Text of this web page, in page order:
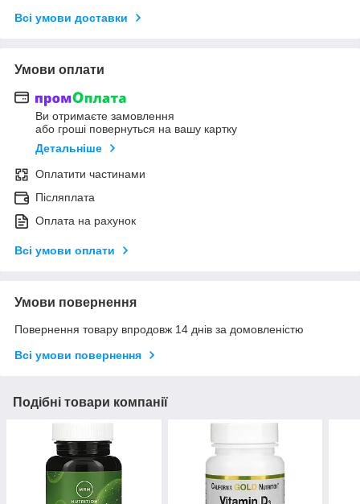
Всі умови доставки
Умови оплати
Ви отримаєте замовлення
або гроші повернуться на вашу картку
Детальніше
Оплатити частинами
Післяплата
Оплата на рахунок
Всі умови оплати
Умови повернення
Повернення товару впродовж 14 днів за домовленістю
Всі умови повернення
Подібні товари компанії